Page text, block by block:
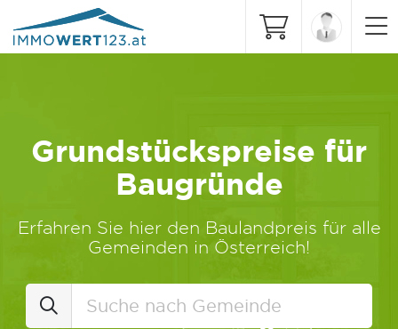
Grundstückspreise für
Baugründe
Erfahren Sie hier den Baulandpreis für alle
Gemeinden in Österreich!